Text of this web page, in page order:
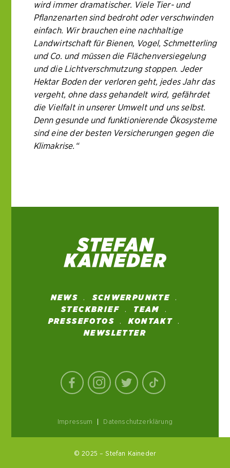
wird immer dramatischer. Viele Tier- und
Pflanzenarten sind bedroht oder verschwinden
einfach. Wir brauchen eine nachhaltige
Landwirtschaft für Bienen, Vogel, Schmetterling
und Co. und müssen die Flächenversiegelung
und die Lichtverschmutzung stoppen. Jeder
Hektar Boden der verloren geht, jedes Jahr das
vergeht, ohne dass gehandelt wird, gefährdet
die Vielfalt in unserer Umwelt und uns selbst.
Denn gesunde und funktionierende Ökosysteme
sind eine der besten Versicherungen gegen die
Klimakrise.“
NEWS
SCHWERPUNKTE
STECKBRIEF
TEAM
PRESSEFOTOS
KONTAKT
NEWSLETTER
Impressum Datenschutzerklärung
© 2025 – Stefan Kaineder